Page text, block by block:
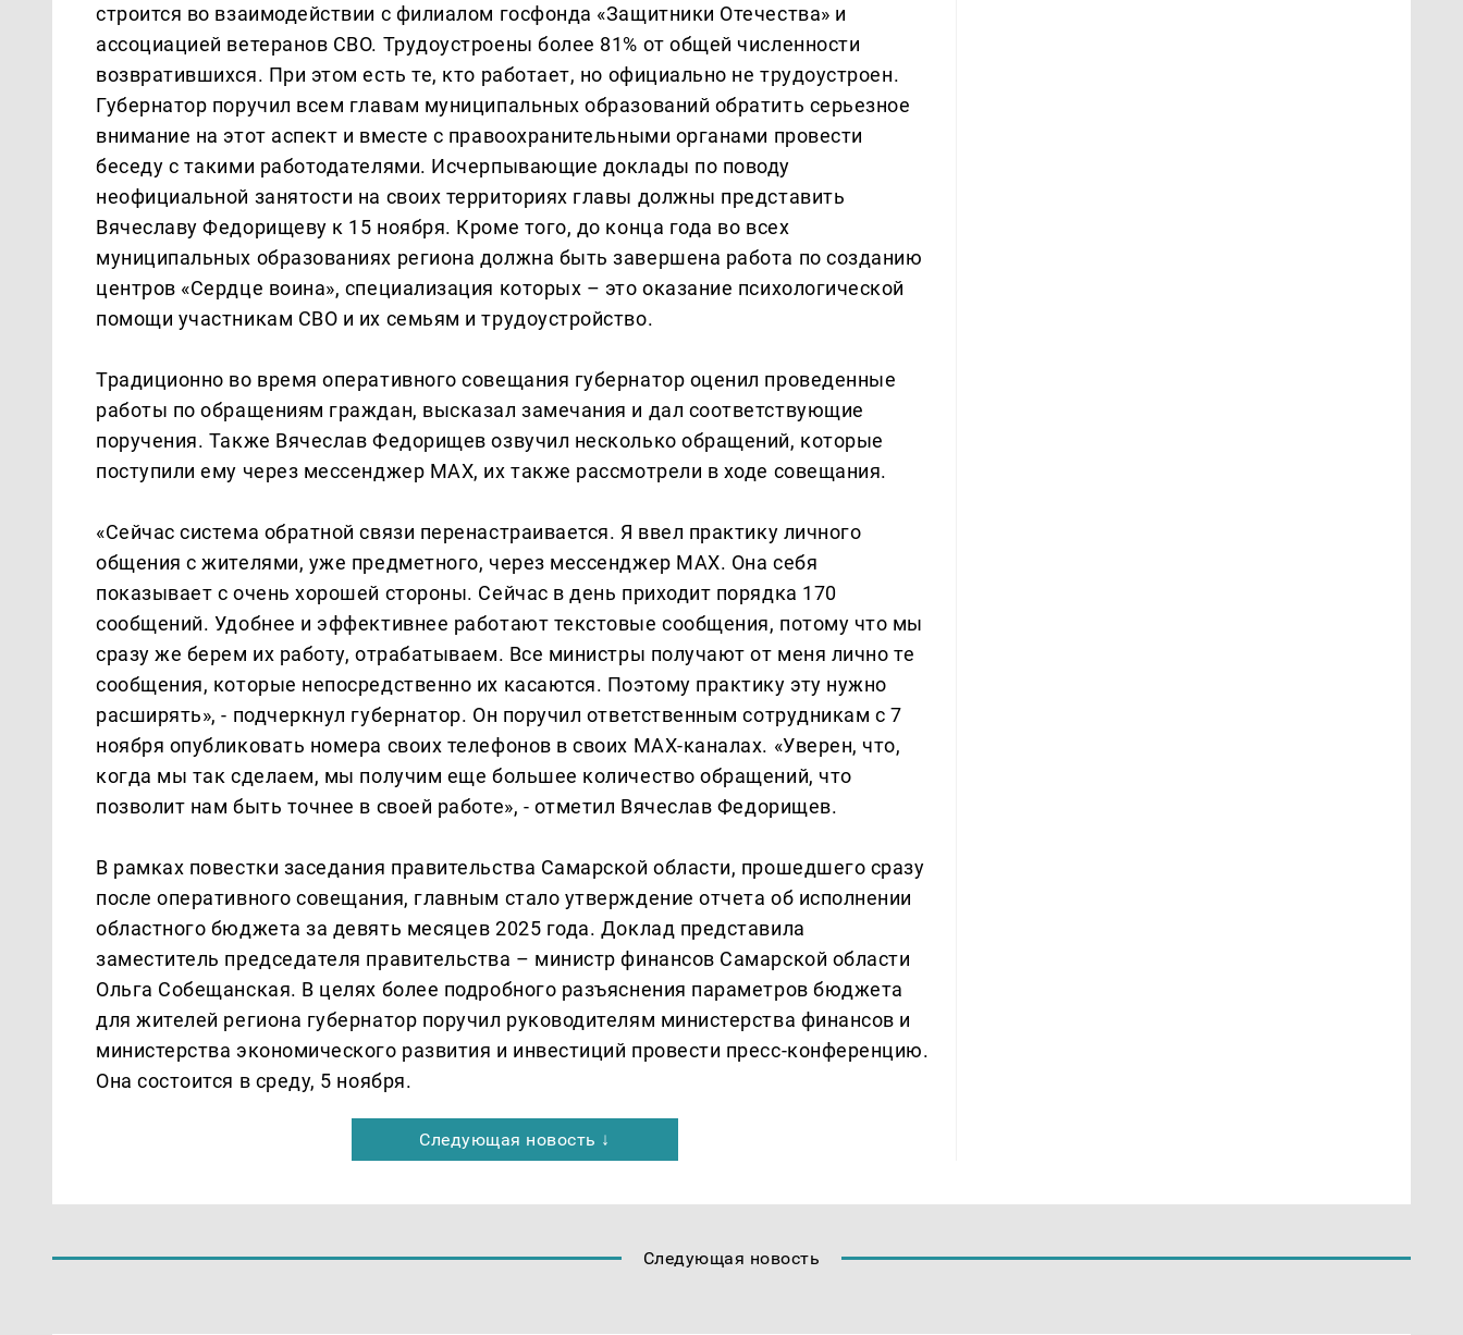
строится во взаимодействии с филиалом госфонда «Защитники Отечества» и
ассоциацией ветеранов СВО. Трудоустроены более 81% от общей численности
возвратившихся. При этом есть те, кто работает, но официально не трудоустроен.
Губернатор поручил всем главам муниципальных образований обратить серьезное
внимание на этот аспект и вместе с правоохранительными органами провести
беседу с такими работодателями. Исчерпывающие доклады по поводу
неофициальной занятости на своих территориях главы должны представить
Вячеславу Федорищеву к 15 ноября. Кроме того, до конца года во всех
муниципальных образованиях региона должна быть завершена работа по созданию
центров «Сердце воина», специализация которых – это оказание психологической
помощи участникам СВО и их семьям и трудоустройство.
Традиционно во время оперативного совещания губернатор оценил проведенные
работы по обращениям граждан, высказал замечания и дал соответствующие
поручения. Также Вячеслав Федорищев озвучил несколько обращений, которые
поступили ему через мессенджер MAX, их также рассмотрели в ходе совещания.
«Сейчас система обратной связи перенастраивается. Я ввел практику личного
общения с жителями, уже предметного, через мессенджер MAX. Она себя
показывает с очень хорошей стороны. Сейчас в день приходит порядка 170
сообщений. Удобнее и эффективнее работают текстовые сообщения, потому что мы
сразу же берем их работу, отрабатываем. Все министры получают от меня лично те
сообщения, которые непосредственно их касаются. Поэтому практику эту нужно
расширять», - подчеркнул губернатор. Он поручил ответственным сотрудникам с 7
ноября опубликовать номера своих телефонов в своих MAX-каналах. «Уверен, что,
когда мы так сделаем, мы получим еще большее количество обращений, что
позволит нам быть точнее в своей работе», - отметил Вячеслав Федорищев.
В рамках повестки заседания правительства Самарской области, прошедшего сразу
после оперативного совещания, главным стало утверждение отчета об исполнении
областного бюджета за девять месяцев 2025 года. Доклад представила
заместитель председателя правительства – министр финансов Самарской области
Ольга Собещанская. В целях более подробного разъяснения параметров бюджета
для жителей региона губернатор поручил руководителям министерства финансов и
министерства экономического развития и инвестиций провести пресс-конференцию.
Она состоится в среду, 5 ноября.
Следующая новость ↓
Следующая новость